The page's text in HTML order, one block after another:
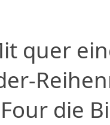
quer
die